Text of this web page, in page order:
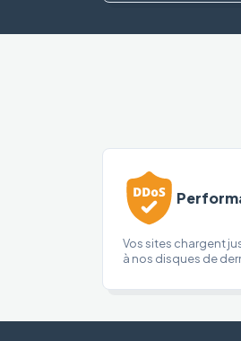
Vos sites chargent
à nos disques de